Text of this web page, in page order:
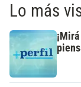
Lo más